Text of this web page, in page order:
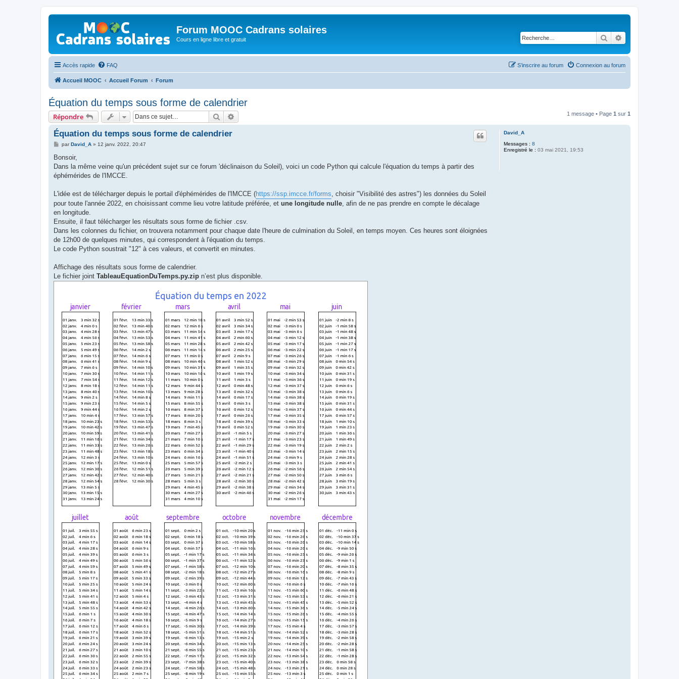
Forum MOOC Cadrans solaires
Cours en ligne libre et gratuit Rechercher
Accès rapide FAQ Connexion au forum
S’inscrire au forum
Accueil MOOC Accueil Forum Forum
Équation du temps sous forme de calendrier
Répondre Rechercher 1 message • Page 1 sur 1
David_A
Messages : 8
Enregistré le : 03 mai 2021, 19:53
Équation du temps sous forme de calendrier
M
s
a
g
parDavid_A» 12 janv. 2022, 20:47
Bonsoir,
Dans la même veine qu'un précédent sujet sur ce forum 'déclinaison du Soleil), voici un code Python qui calcule l'équation du temps à partir des
éphémérides de l'IMCCE.
L'idée est de télécharger depuis le portail d'éphémérides de l'IMCCE (https://ssp.imcce.fr/forms , choisir "Visibilité des astres") les données du Soleil
pour toute l'année 2022, en choisissant comme lieu votre latitude préférée, et une longitude nulle , afin de ne pas prendre en compte le décalage
en longitude.
Ensuite, il faut télécharger les résultats sous forme de fichier .csv.
Dans les colonnes du fichier, on trouvera notamment pour chaque date l'heure de culmination du Soleil, en temps moyen. Ces heures sont éloignées
de 12h00 de quelques minutes, qui correspondent à l'équation du temps.
Le code Python soustrait "12" à ces valeurs, et convertit en minutes.
Affichage des résultats sous forme de calendrier.
Le fichier joint TableauEquationDuTemps.py.zip n’est plus disponible.